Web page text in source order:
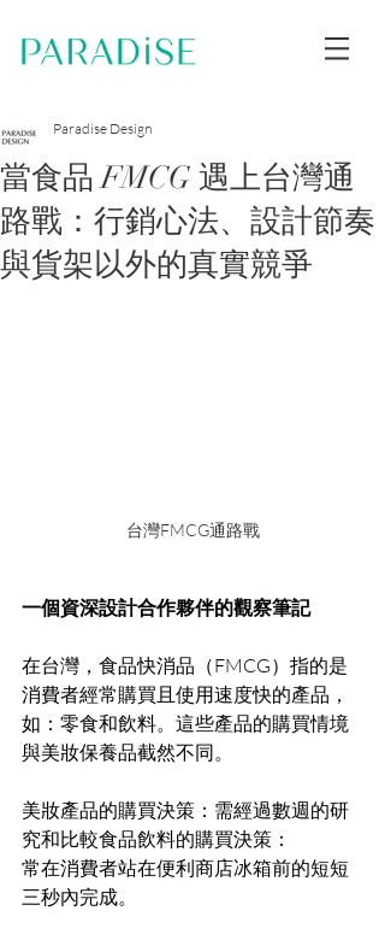
當食品 FMCG 遇上台灣通
路戰：行銷心法、設計節奏
與貨架以外的真實競爭
Paradise Design
台灣FMCG通路戰
一個資深設計合作夥伴的觀察筆記
在台灣，食品快消品（FMCG）指的是
消費者經常購買且使用速度快的產品，
如：零食和飲料。這些產品的購買情境
與美妝保養品截然不同。
美妝產品的購買決策：需經過數週的研
究和比較食品飲料的購買決策：
常在消費者站在便利商店冰箱前的短短
三秒內完成。